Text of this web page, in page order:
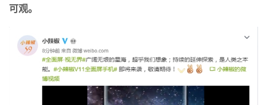
可观。